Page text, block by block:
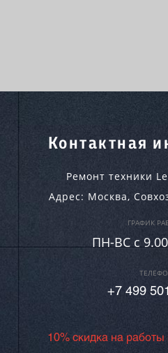
Контактная
Ремонт техники
Адрес: Москва,
ГРАФИК
ПН-ВC c
+7 499
10% скидка на работы